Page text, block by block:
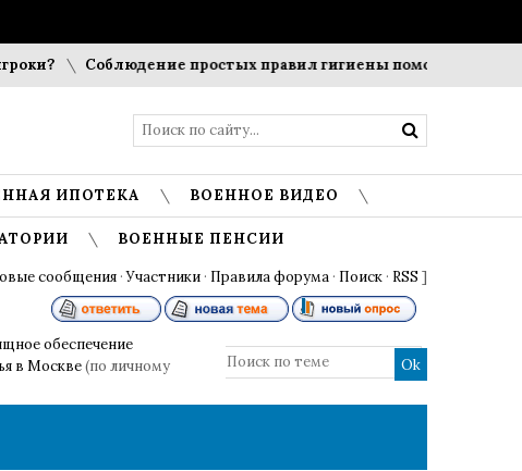
Соблюдение простых правил гигиены помогает сохранить
ИПОТЕКА ВОЕННОЕ ВИДЕО
ВОЕННЫЕ ПЕНСИИ
сообщения ·Участники · Правила форума · Поиск · RSS ]
обеспечение
в Москве(по личному